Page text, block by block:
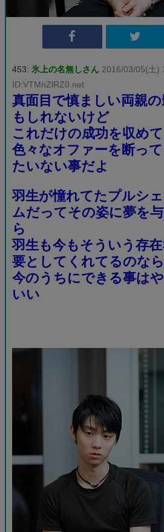
453: 氷上の名無しさん 2016/03/05(土)
ID:VTMnZlRZ0.net
真面目で慎ましい両親
もしれないけど
これだけの成功を収め
色々なオファーを断っ
たいない事だよ
羽生が憧れてたプルシ
ムだってその姿に夢を
ら
羽生も今もそういう存
要としてくれてるのなら
今のうちにできる事は
いい